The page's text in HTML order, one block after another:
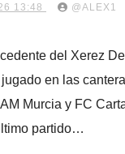
13:48 @ALEX1
del Xerez
en las
Murcia y FC
partido…